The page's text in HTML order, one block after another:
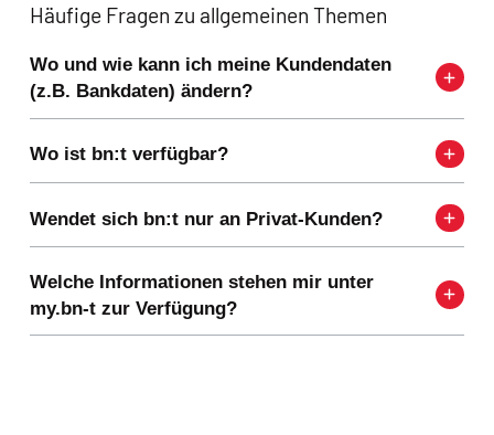
Häufige Fragen zu allgemeinen Themen
Wo und wie kann ich meine Kundendaten
(z.B. Bankdaten) ändern?
Wo ist bn:t verfügbar?
Wendet sich bn:t nur an Privat-Kunden?
Welche Informationen stehen mir unter
my.bn-t zur Verfügung?